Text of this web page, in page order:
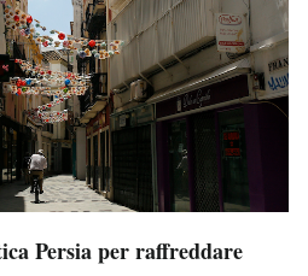
Persia per raffreddare